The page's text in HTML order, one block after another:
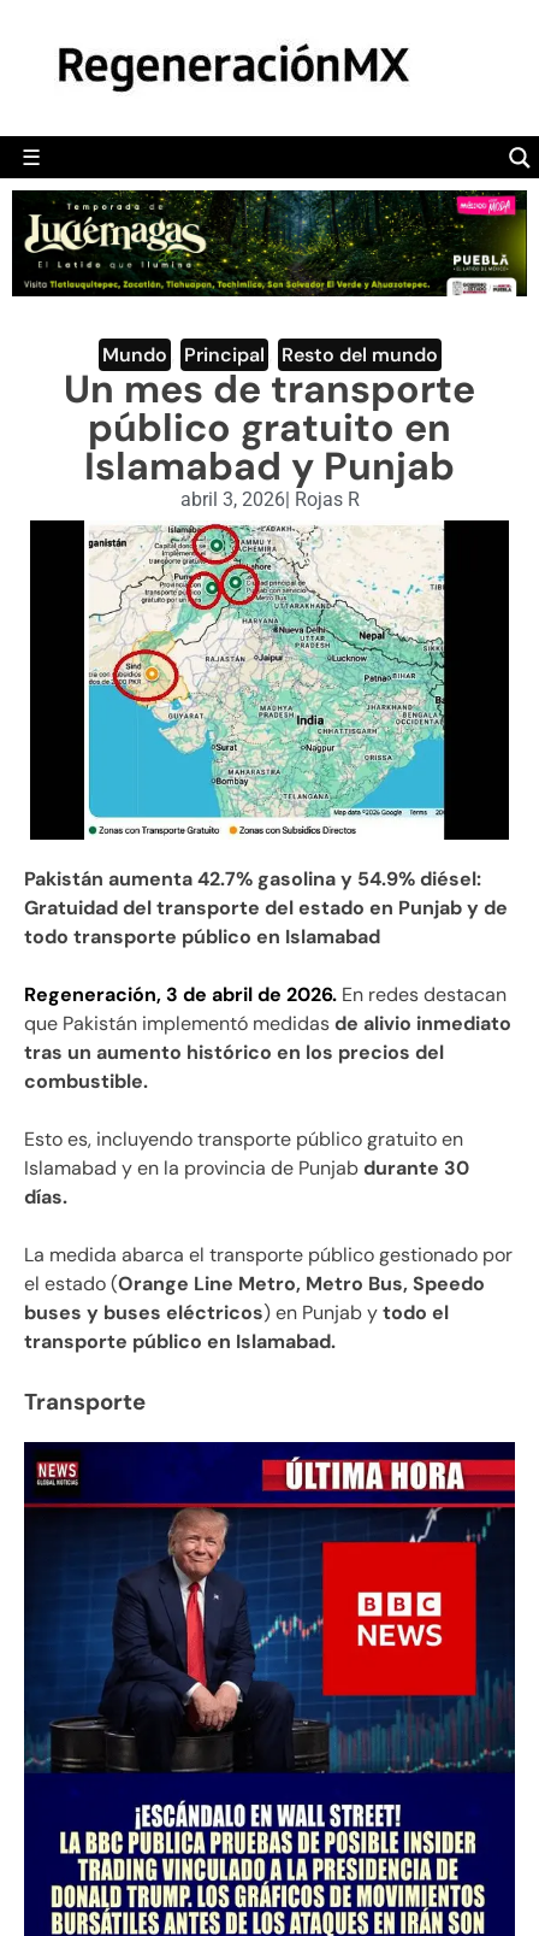
☰
POLÍTICA
CAMALEÓN
OPINIÓN
DEPORTES
ENGLISH SECTION
VIDEOS
Mundo Principal Resto del mundo
Un mes de transporte
público gratuito en
Islamabad y Punjab
abril 3, 2026| Rojas R
Pakistán aumenta 42.7% gasolina y 54.9% diésel:
Gratuidad del transporte del estado en Punjab y de
todo transporte público en Islamabad
Regeneración, 3 de abril de 2026. En redes destacan
que Pakistán implementó medidasde alivio inmediato
tras un aumento histórico en los precios del
combustible.
Esto es, incluyendo transporte público gratuito en
Islamabad y en la provincia de Punjabdurante 30
días.
La medida abarca el transporte público gestionado por
el estado (Orange Line Metro, Metro Bus, Speedo
buses y buses eléctricos) en Punjab ytodo el
transporte público en Islamabad.
Transporte